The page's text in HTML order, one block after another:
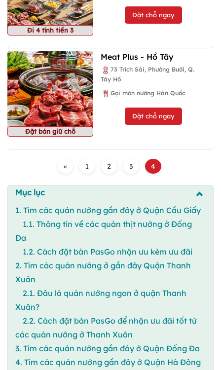
Đi 4 tính tiền 3
Đặt chỗ ngay
Đặt bàn giữ chỗ
Meat Plus - Hồ Tây
73 Trích Sài, Phường Bưởi, Q.
Tây Hồ
Gọi món nướng Hàn Quốc
Đặt chỗ ngay
« 1 2 3 4
Mục lục
1. Tìm các quán nướng gần đây ở Quận Cầu Giấy
1.1. Thông tin về các quán thịt nướng ở Đống
Đa
1.2. Cách đặt bàn PasGo nhận ưu kèm ưu đãi
2. Tìm các quán nướng ở gần đây Quận Thanh
Xuân
2.1. Đâu là quán nướng ngon ở quận Thanh
Xuân?
2.2. Cách đặt bàn PasGo để nhận ưu đãi tốt từ
các quán nướng ở Thanh Xuân
3. Tìm các quán nướng gần đây ở Quận Đống Đa
4. Tìm các quán nướng gần đây ở Quận Hà Đông